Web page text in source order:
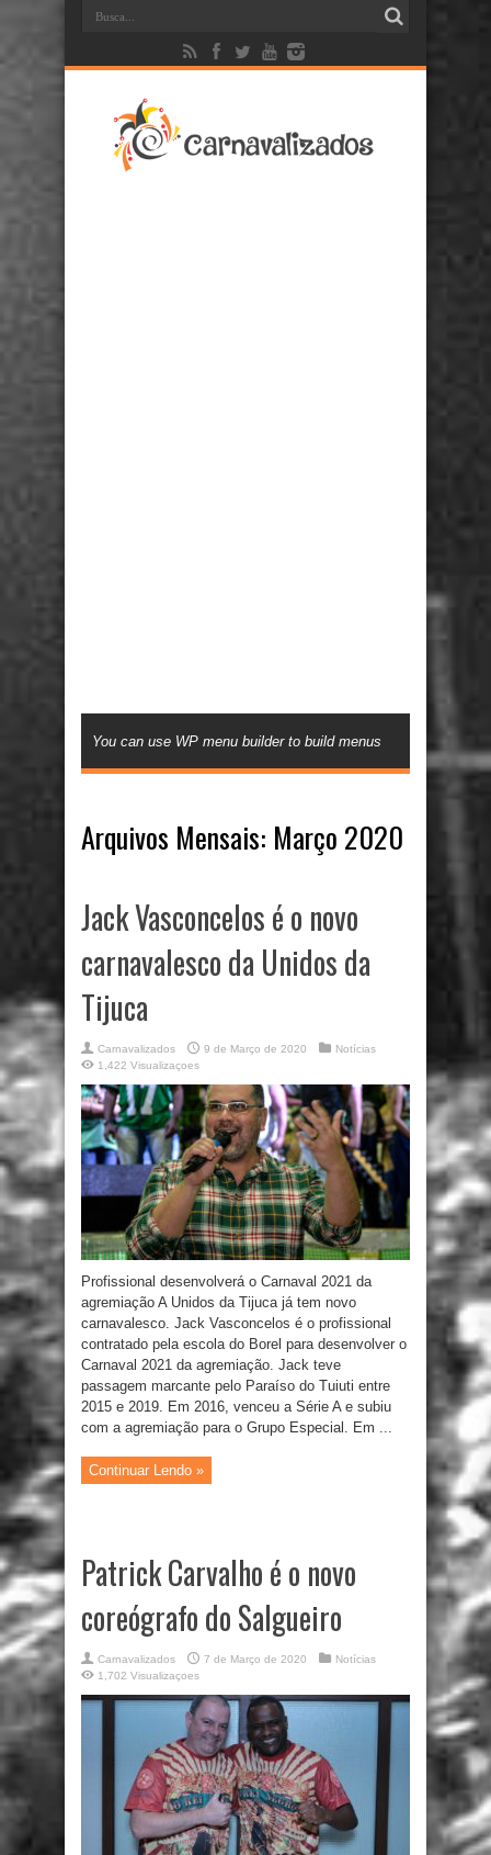
You can use WP menu builder to build menus
Arquivos Mensais: Março 2020
Jack Vasconcelos é o novo
carnavalesco da Unidos da
Tijuca
Carnavalizados 9 de Março de 2020
Notícias
1,422 Visualizaçoes
Profissional desenvolverá o Carnaval 2021 da
agremiação A Unidos da Tijuca já tem novo
carnavalesco. Jack Vasconcelos é o profissional
contratado pela escola do Borel para desenvolver o
Carnaval 2021 da agremiação. Jack teve
passagem marcante pelo Paraíso do Tuiuti entre
2015 e 2019. Em 2016, venceu a Série A e subiu
com a agremiação para o Grupo Especial. Em ...
Continuar Lendo »
Patrick Carvalho é o novo
coreógrafo do Salgueiro
Carnavalizados 7 de Março de 2020
Notícias
1,702 Visualizaçoes